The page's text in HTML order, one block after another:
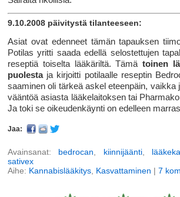
9.10.2008 päivitystä tilanteeseen:
Asiat ovat edenneet tämän tapauksen
Potilas yritti saada edellä selostettujen
reseptiä toiselta lääkäriltä. Tämä toinen
puolestaja kirjoitti potilaalle reseptin
saaminen oli tärkeä askel eteen­päin, vaikka
vääntöä asiasta lääke­laitoksen tai
Ja toki se oikeuden­käynti on edelleen
Jaa:
Avainsanat: bedrocan, kiinnijäänti,
sativex
Aihe: Kannabislääkitys, Kasvattaminen | 7